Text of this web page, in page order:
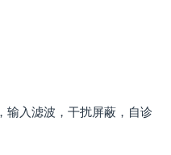
输入滤波，干扰屏蔽，自诊